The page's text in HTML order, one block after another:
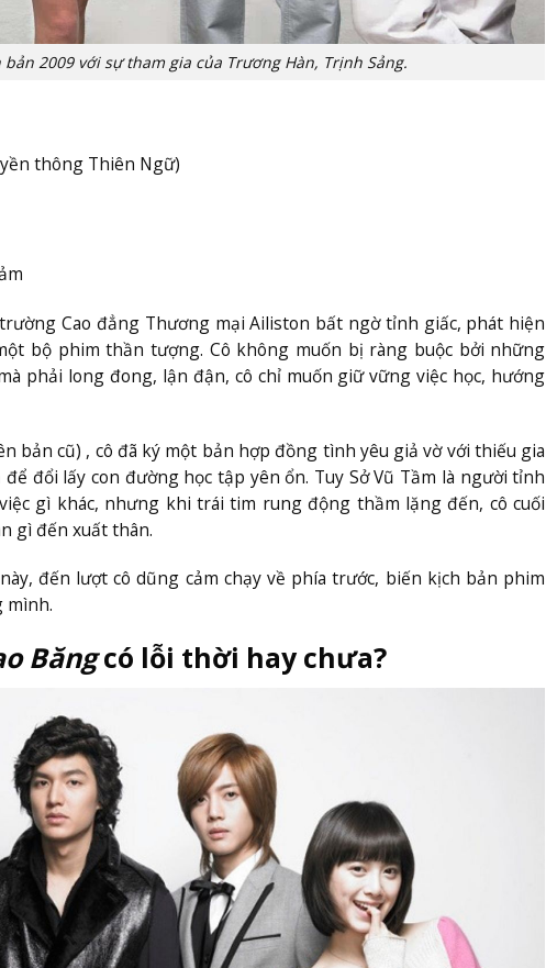
2009 với sự tham gia của Trương Hàn, Trịnh Sảng.
thông Thiên Ngữ)
Cao đẳng Thương mại Ailiston bất ngờ tỉnh giấc, phát hiện
bộ phim thần tượng. Cô không muốn bị ràng buộc bởi những
phải long đong, lận đận, cô chỉ muốn giữ vững việc học, hướng
bản cũ) , cô đã ký một bản hợp đồng tình yêu giả vờ với thiếu gia
đổi lấy con đường học tập yên ổn. Tuy Sở Vũ Tầm là người tỉnh
gì khác, nhưng khi trái tim rung động thầm lặng đến, cô cuối
gì đến xuất thân.
đến lượt cô dũng cảm chạy về phía trước, biến kịch bản phim
mình.
Băngcó lỗi thời hay chưa?